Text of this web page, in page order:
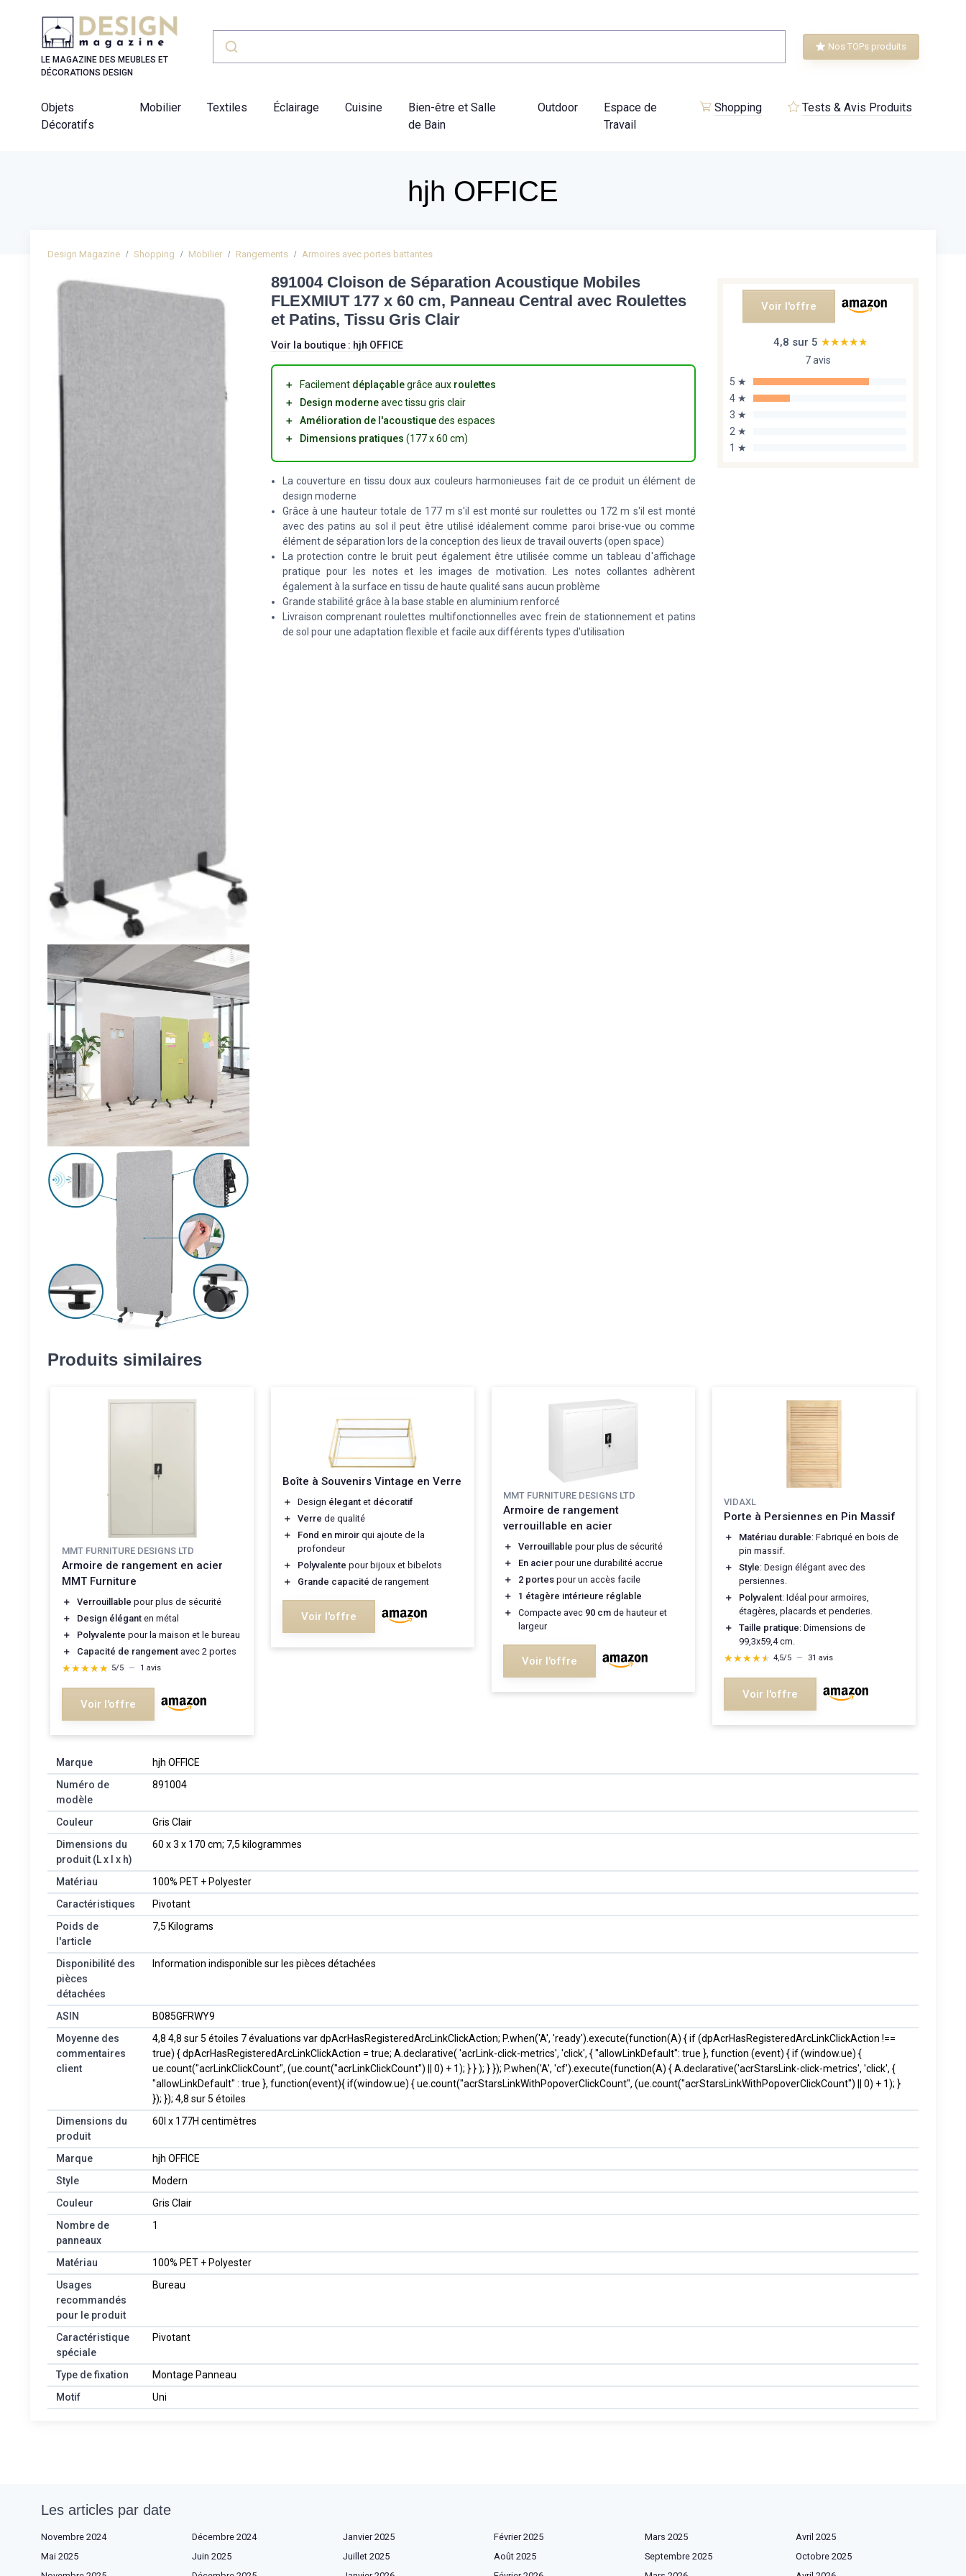
LE MAGAZINE DES MEUBLES ET
DÉCORATIONS DESIGN
Nos TOPs produits
Objets
Décoratifs
Mobilier Textiles Éclairage Cuisine
Bien-être et Salle
de Bain
Outdoor
Espace de
Travail
Shopping Tests & Avis Produits
hjh OFFICE
Design Magazine Shopping Mobilier Rangements Armoires avec portes battantes
Voir l'offre
4,8 sur 5 ★★★★★
★★★★★
7 avis
5 ★
4 ★
3 ★
2 ★
1 ★
891004 Cloison de Séparation Acoustique Mobiles
FLEXMIUT 177 x 60 cm, Panneau Central avec Roulettes
et Patins, Tissu Gris Clair
Voir la boutique : hjh OFFICE
＋ Facilement déplaçablegrâce aux roulettes
＋
Design moderneavec tissu gris clair
＋
Amélioration de l'acoustiquedes espaces
＋
Dimensions pratiques (177 x 60 cm)
La couverture en tissu doux aux couleurs harmonieuses fait de ce produit un élément de
design moderne
Grâce à une hauteur totale de 177 m s'il est monté sur roulettes ou 172 m s'il est monté
avec des patins au sol il peut être utilisé idéalement comme paroi brise-vue ou comme
élément de séparation lors de la conception des lieux de travail ouverts (open space)
La protection contre le bruit peut également être utilisée comme un tableau d'affichage
pratique pour les notes et les images de motivation. Les notes collantes adhèrent
également à la surface en tissu de haute qualité sans aucun problème
Grande stabilité grâce à la base stable en aluminium renforcé
Livraison comprenant roulettes multifonctionnelles avec frein de stationnement et patins
de sol pour une adaptation flexible et facile aux différents types d'utilisation
Produits similaires
MMT FURNITURE DESIGNS LTD
Armoire de rangement en acier
MMT Furniture
＋ Verrouillable pour plus de sécurité
＋
Design élégant en métal
＋
Polyvalente pour la maison et le bureau
＋
Capacité de rangement avec 2 portes
★★★★★
★★★★★ 5/5 — 1 avis
Voir l'offre
Boîte à Souvenirs Vintage en Verre
＋ Design élegant et décoratif
＋
Verre de qualité
＋
Fond en miroir qui ajoute de la
profondeur
＋
Polyvalente pour bijoux et bibelots
＋
Grande capacité de rangement
Voir l'offre
MMT FURNITURE DESIGNS LTD
Armoire de rangement
verrouillable en acier
＋ Verrouillable pour plus de sécurité
＋
En acier pour une durabilité accrue
＋
2 portes pour un accès facile
＋
1 étagère intérieure réglable
＋
Compacte avec 90 cm de hauteur et
largeur
Voir l'offre
VIDAXL
Porte à Persiennes en Pin Massif
＋ Matériau durable: Fabriqué en bois de
pin massif.
＋
Style: Design élégant avec des
persiennes.
＋
Polyvalent: Idéal pour armoires,
étagères, placards et penderies.
＋
Taille pratique: Dimensions de
99,3x59,4 cm.
★★★★★
★★★★★ 4,5/5 — 31 avis
Voir l'offre
Marque
‎hjh OFFICE
Numéro de
modèle
‎891004
Couleur
‎Gris Clair
Dimensions du
produit (L x l x h)
‎60 x 3 x 170 cm; 7,5 kilogrammes
Matériau
‎100% PET + Polyester
Caractéristiques
‎Pivotant
Poids de
l'article
‎7,5 Kilograms
Disponibilité des
pièces
détachées
‎Information indisponible sur les pièces détachées
ASIN
B085GFRWY9
Moyenne des
commentaires
client
4,8 4,8 sur 5 étoiles 7 évaluations var dpAcrHasRegisteredArcLinkClickAction; P.when('A', 'ready').execute(function(A) { if (dpAcrHasRegisteredArcLinkClickAction !==
true) { dpAcrHasRegisteredArcLinkClickAction = true; A.declarative( 'acrLink-click-metrics', 'click', { "allowLinkDefault": true }, function (event) { if (window.ue) {
ue.count("acrLinkClickCount", (ue.count("acrLinkClickCount") || 0) + 1); } } ); } }); P.when('A', 'cf').execute(function(A) { A.declarative('acrStarsLink-click-metrics', 'click', {
"allowLinkDefault" : true }, function(event){ if(window.ue) { ue.count("acrStarsLinkWithPopoverClickCount", (ue.count("acrStarsLinkWithPopoverClickCount") || 0) + 1); }
}); }); 4,8 sur 5 étoiles
Dimensions du
produit
60l x 177H centimètres
Marque
hjh OFFICE
Style
Modern
Couleur
Gris Clair
Nombre de
panneaux
1
Matériau
100% PET + Polyester
Usages
recommandés
pour le produit
Bureau
Caractéristique
spéciale
Pivotant
Type de fixation
Montage Panneau
Motif
Uni
Les articles par date
Novembre 2024 Décembre 2024 Janvier 2025 Février 2025 Mars 2025
Avril 2025
Mai 2025
Juin 2025 Juillet 2025 Août 2025 Septembre 2025
Octobre 2025